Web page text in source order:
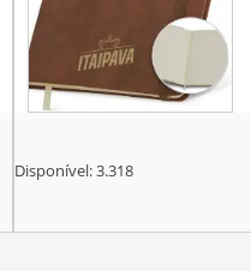
Disponível:3.318